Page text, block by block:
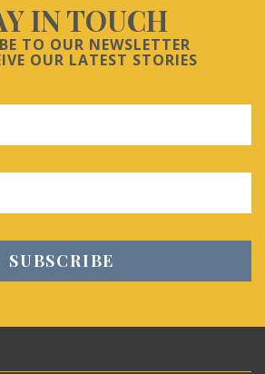
IN TOUCH
TO OUR NEWSLETTER
OUR LATEST STORIES